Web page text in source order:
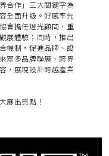
合作」三大關鍵字為
全面升級。好感率先
會擔任燈光顧問，重
展體驗；同時，推出
機制，促進品牌、設
眾多品牌聯展、跨界
，展現設計跨越產業
展出亮點！